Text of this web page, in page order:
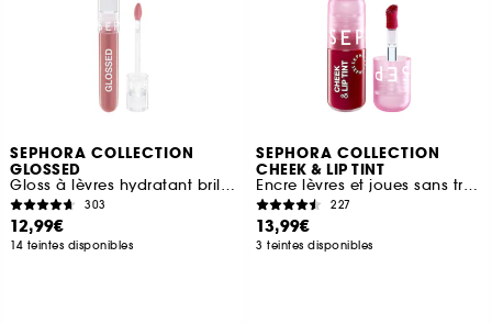
SEPHORA COLLECTION
GLOSSED
Gloss à lèvres hydratant brillance effet miroir
303
12,99€
14 teintes disponibles
SEPHORA COLLECTION
CHEEK & LIP TINT
Encre lèvres et joues sans transfert
227
13,99€
3 teintes disponibles